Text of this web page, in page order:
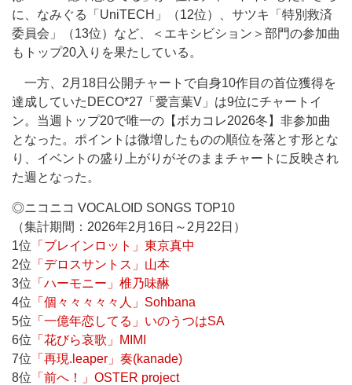
に、なみぐる「UniTECH」（12位）、サツキ「特別救済
委員会」（13位）など、＜エキシビション＞部門の参加曲
もトップ20入りを果たしている。
一方、2月18日公開チャートで自身10作目の首位獲得を
達成していたDECO*27「愛言葉V」は9位にチャートイ
ン。当週トップ20で唯一の【ボカコレ2026冬】非参加曲
となった。ポイントは微増したものの順位を落とす形とな
り、イベントの盛り上がりがそのままチャートに反映され
た週となった。
◎ニコニコ VOCALOID SONGS TOP10
（集計期間：2026年2月16日～2月22日）
1位 「ブレインロット」東京真中
2位 「デロスサントス」山本
3位 「ハーモニー」椎乃味醂
4位 「個々々々々々人」Sohbana
5位 「一億年恋してる」いのうつはSA
6位 「花びら哀歌」MIMI
7位 「再現.leaper」奏(kanade)
8位 「前へ！」OSTER project